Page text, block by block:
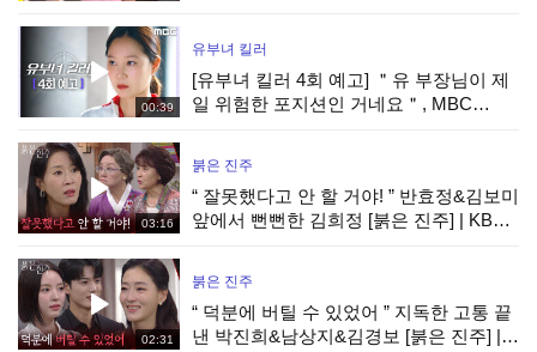
00:39
유부녀 킬러
[유부녀 킬러 4회 예고] ＂유 부장님이 제
일 위험한 포지션인 거네요＂, MBC
03:16
붉은 진주
“ 잘못했다고 안 할 거야! ” 반효정&김보미
앞에서 뻔뻔한 김희정 [붉은 진주] | KBS
02:31
붉은 진주
“ 덕분에 버틸 수 있었어 ” 지독한 고통 끝
낸 박진희&남상지&김경보 [붉은 진주] |